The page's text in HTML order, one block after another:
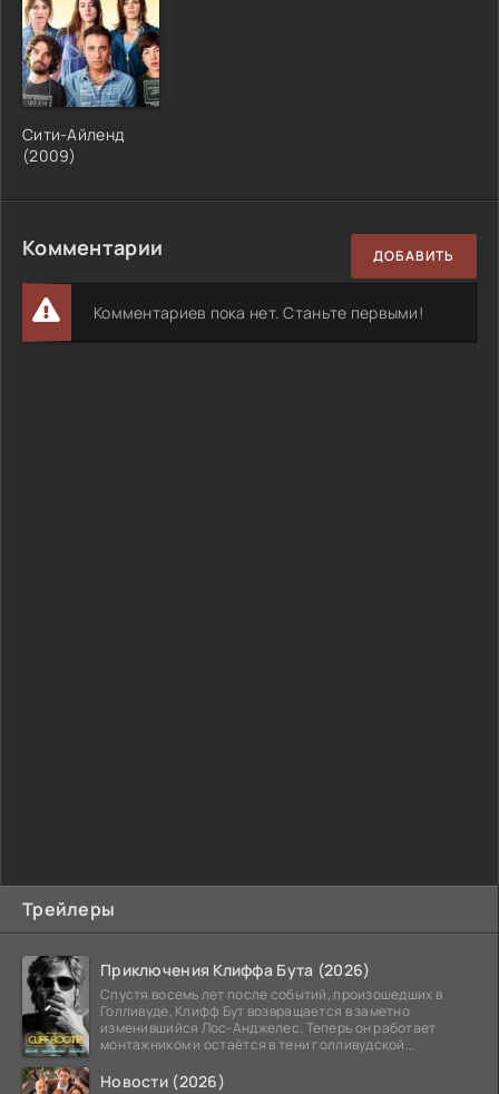
Трейлеры
Приключения Клиффа Бута (2026)
Спустя восемь лет после событий, произошедших в
Голливуде, Клифф Бут возвращается в заметно
изменившийся Лос-Анджелес. Теперь он работает
монтажником и остаётся в тени голливудской
Новости (2026)
Сити-Айленд
(2009)
Комментарии ДОБАВИТЬ
Комментариев пока нет. Станьте первыми!